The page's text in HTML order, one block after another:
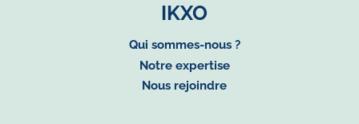
IKXO
Qui sommes-nous ?
Notre expertise
Nous rejoindre